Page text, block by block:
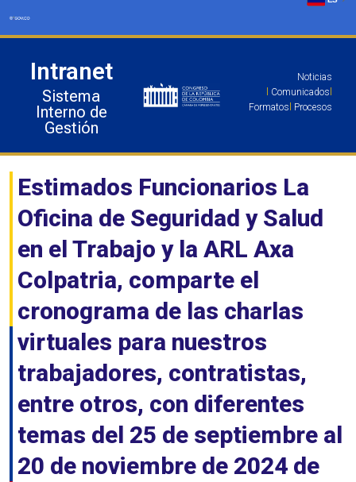
Intranet
Sistema
Interno de
Gestión
Noticias
Comunicados
Formatos Procesos
Estimados Funcionarios La
Oficina de Seguridad y Salud
en el Trabajo y la ARL Axa
Colpatria, comparte el
cronograma de las charlas
virtuales para nuestros
trabajadores, contratistas,
entre otros, con diferentes
temas del 25 de septiembre al
20 de noviembre de 2024 de